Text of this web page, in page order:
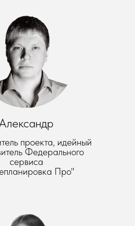
проекта, идейный
Федерального
сервиса
Про"